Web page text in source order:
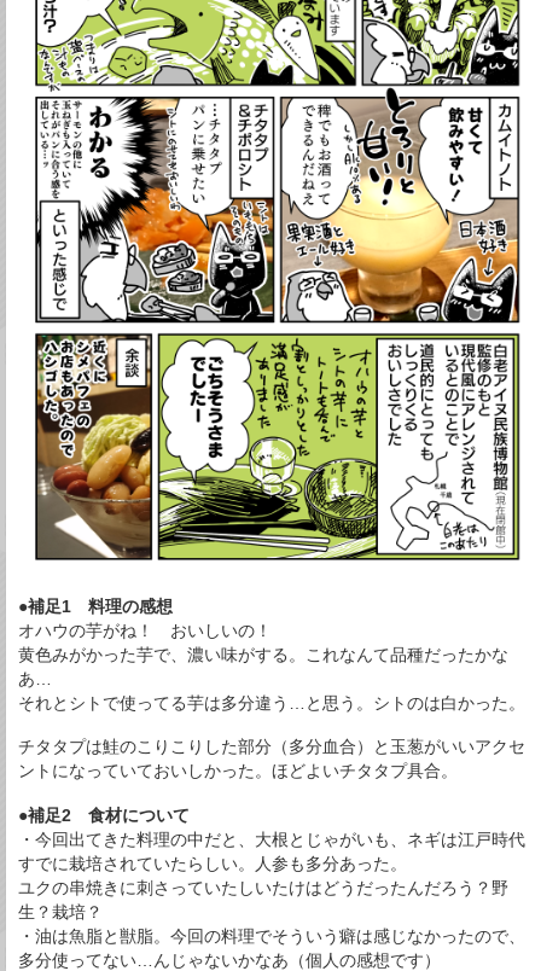
●補足1 料理の感想
オハウの芋がね！ おいしいの！
黄色みがかった芋で、濃い味がする。これなんて品種だったかな
あ…
それとシトで使ってる芋は多分違う…と思う。シトのは白かった。
チタタプは鮭のこりこりした部分（多分血合）と玉葱がいいアクセ
ントになっていておいしかった。ほどよいチタタプ具合。
●補足2 食材について
・今回出てきた料理の中だと、大根とじゃがいも、ネギは江戸時代
すでに栽培されていたらしい。人参も多分あった。
ユクの串焼きに刺さっていたしいたけはどうだったんだろう？野
生？栽培？
・油は魚脂と獣脂。今回の料理でそういう癖は感じなかったので、
多分使ってない…んじゃないかなあ（個人の感想です）